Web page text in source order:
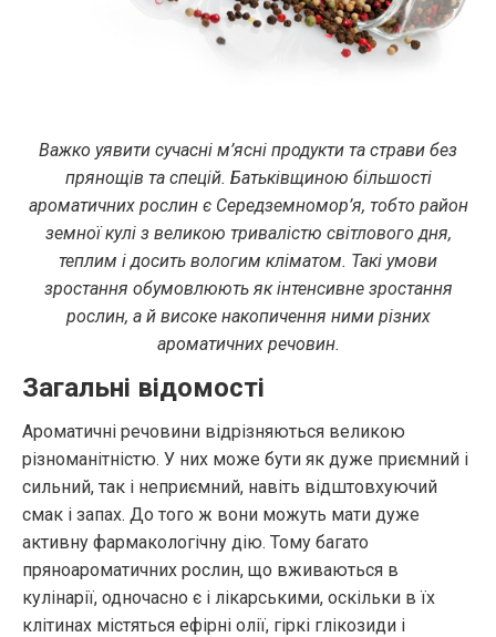
Важко уявити сучасні м’ясні продукти та страви без
прянощів та спецій. Батьківщиною більшості
ароматичних рослин є Середземномор’я, тобто район
земної кулі з великою тривалістю світлового дня,
теплим і досить вологим кліматом. Такі умови
зростання обумовлюють як інтенсивне зростання
рослин, а й високе накопичення ними різних
ароматичних речовин.
Загальні відомості
Ароматичні речовини відрізняються великою
різноманітністю. У них може бути як дуже приємний і
сильний, так і неприємний, навіть відштовхуючий
смак і запах. До того ж вони можуть мати дуже
активну фармакологічну дію. Тому багато
пряноароматичних рослин, що вживаються в
кулінарії, одночасно є і лікарськими, оскільки в їх
клітинах містяться ефірні олії, гіркі глікозиди і